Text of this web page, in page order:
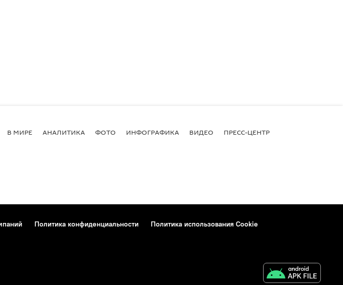
В МИРЕ АНАЛИТИКА ФОТО ИНФОГРАФИКА ВИДЕО ПРЕСС-ЦЕНТР
Политика конфиденциальности
Политика использования Cookie